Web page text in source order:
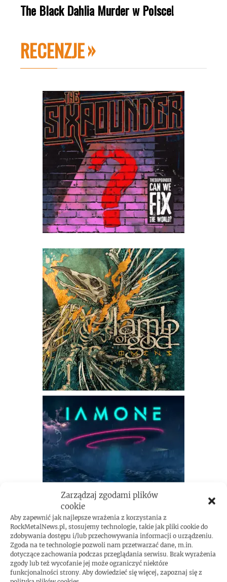
Zarządzaj zgodami plików
cookie
Aby zapewnić jak najlepsze wrażenia z korzystania z
RockMetalNews.pl, stosujemy technologie, takie jak pliki cookie do
zdobywania dostępu i/lub przechowywania informacji o urządzeniu.
Zgoda na te technologie pozwoli nam przetwarzać dane, m.in.
dotyczące zachowania podczas przeglądania serwisu. Brak wyrażenia
zgody lub też wycofanie jej może ograniczyć niektóre
funkcjonalności strony. Aby dowiedzieć się więcej, zapoznaj się z
The Black Dahlia Murder w Polsce!
RECENZJE